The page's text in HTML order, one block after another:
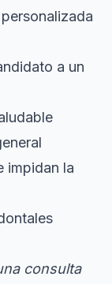
a un
impidan la
consulta